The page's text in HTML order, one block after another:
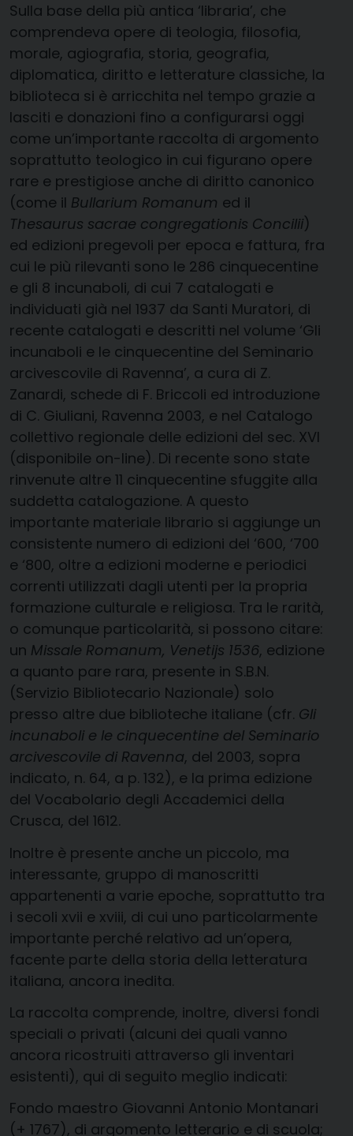
Sulla base della più antica ‘libraria’, che
comprendeva opere di teologia, filosofia,
morale, agiografia, storia, geografia,
diplomatica, diritto e letterature classiche, la
biblioteca si è arricchita nel tempo grazie a
lasciti e donazioni fino a configurarsi oggi
come un’importante raccolta di argomento
soprattutto teologico in cui figurano opere
rare e prestigiose anche di diritto canonico
(come il Bullarium Romanum ed il
Thesaurus sacrae congregationis Concilii)
ed edizioni pregevoli per epoca e fattura, fra
cui le più rilevanti sono le 286 cinquecentine
e gli 8 incunaboli, di cui 7 catalogati e
individuati già nel 1937 da Santi Muratori, di
recente catalogati e descritti nel volume ‘Gli
incunaboli e le cinquecentine del Seminario
arcivescovile di Ravenna’, a cura di Z.
Zanardi, schede di F. Briccoli ed introduzione
di C. Giuliani, Ravenna 2003, e nel Catalogo
collettivo regionale delle edizioni del sec. XVI
(disponibile on-line). Di recente sono state
rinvenute altre 11 cinquecentine sfuggite alla
suddetta catalogazione. A questo
importante materiale librario si aggiunge un
consistente numero di edizioni del ‘600, ‘700
e ‘800, oltre a edizioni moderne e periodici
correnti utilizzati dagli utenti per la propria
formazione culturale e religiosa. Tra le rarità,
o comunque particolarità, si possono citare:
un Missale Romanum, Venetijs 1536, edizione
a quanto pare rara, presente in S.B.N.
(Servizio Bibliotecario Nazionale) solo
presso altre due biblioteche italiane (cfr. Gli
incunaboli e le cinquecentine del Seminario
arcivescovile di Ravenna, del 2003, sopra
indicato, n. 64, a p. 132), e la prima edizione
del Vocabolario degli Accademici della
Crusca, del 1612.
Inoltre è presente anche un piccolo, ma
interessante, gruppo di manoscritti
appartenenti a varie epoche, soprattutto tra
i secoli xvii e xviii, di cui uno particolarmente
importante perché relativo ad un’opera,
facente parte della storia della letteratura
italiana, ancora inedita.
La raccolta comprende, inoltre, diversi fondi
speciali o privati (alcuni dei quali vanno
ancora ricostruiti attraverso gli inventari
esistenti), qui di seguito meglio indicati:
Fondo maestro Giovanni Antonio Montanari
(+ 1767), di argomento letterario e di scuola;